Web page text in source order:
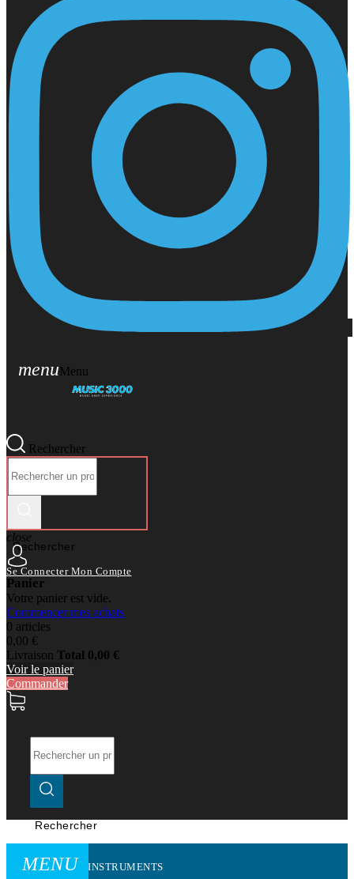
menuMenu
Rechercher
Rechercher
close
Se Connecter Mon Compte
Panier
Votre panier est vide.
Commencer mes achats
0 articles
0,00 €
Livraison Total 0,00 €
Voir le panier
Commander
Rechercher
MENU INSTRUMENTS